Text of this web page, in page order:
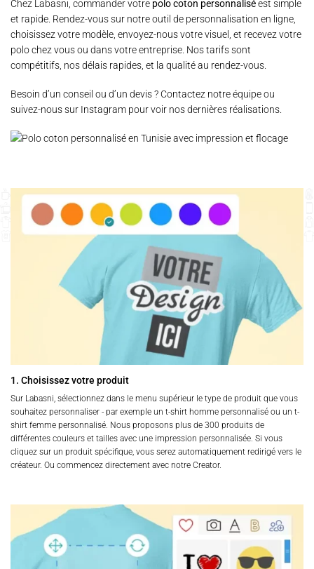
Chez Labasni, commander votre polo coton personnaliséest simple
et rapide. Rendez-vous sur notreoutil de personnalisation en ligne
choisissez votre modèle, envoyez-nous votre visuel, et recevez votre
polo chez vous ou dans votre entreprise. Nos tarifs sont
compétitifs, nos délais rapides, et la qualité au rendez-vous.
Besoin d’un conseil ou d’un devis ? Contactez notre équipeou
suivez-nous sur Instagram pour voir nos dernières réalisations.
1. Choisissez votre produit
Sur Labasni, sélectionnez dans le menu supérieur le type de produit que vous
souhaitez personnaliser - par exemple un t-shirt homme personnalisé ou un t-
shirt femme personnalisé. Nous proposons plus de 300 produits de
différentes couleurs et tailles avec une impression personnalisée. Si vous
cliquez sur un produit spécifique, vous serez automatiquement redirigé vers le
créateur. Ou commencez directement avec notre Creator.